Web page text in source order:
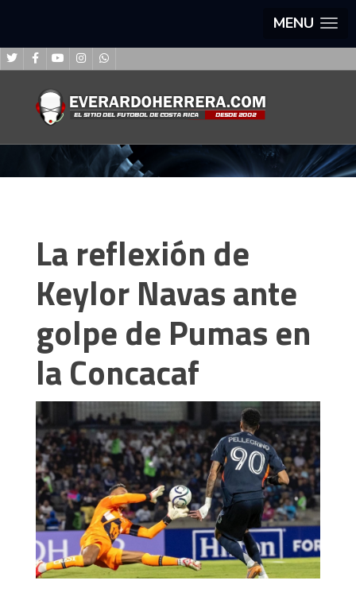
MENU
La reflexión de
Keylor Navas ante
golpe de Pumas en
la Concacaf